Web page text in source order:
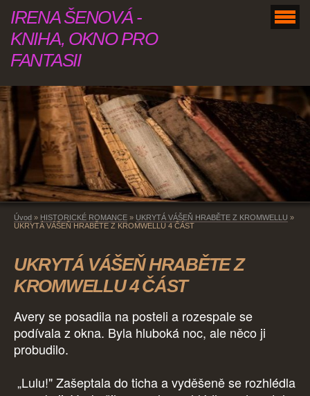
IRENA ŠENOVÁ -
KNIHA, OKNO PRO
FANTASII
Úvod » HISTORICKÉ ROMANCE » UKRYTÁ VÁŠEŇ HRABĚTE Z KROMWELLU »
UKRYTÁ VÁŠEŇ HRABĚTE Z KROMWELLU 4 ČÁST
UKRYTÁ VÁŠEŇ HRABĚTE Z
KROMWELLU 4 ČÁST
Avery se posadila na posteli a rozespale se
podívala z okna. Byla hluboká noc, ale něco ji
probudilo.
„Lulu!" Zašeptala do ticha a vyděšeně se rozhlédla